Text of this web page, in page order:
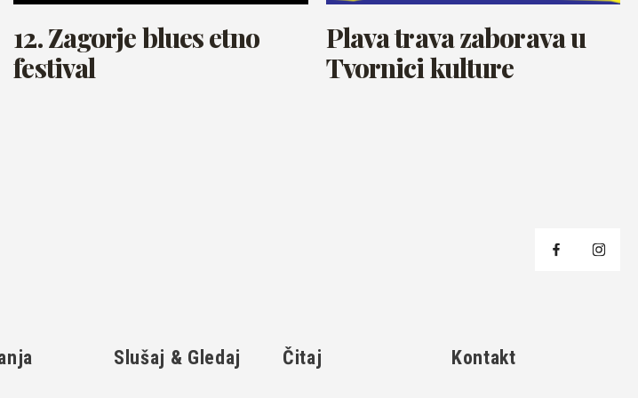
12. Zagorje blues etno
festival
Plava trava zaborava u
Tvornici kulture
Slušaj & Gledaj Čitaj Kontakt